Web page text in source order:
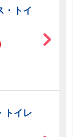
・トイ
トイレ